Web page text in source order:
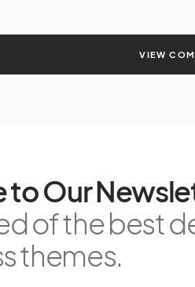
VIEW
to Our
of the best
themes.